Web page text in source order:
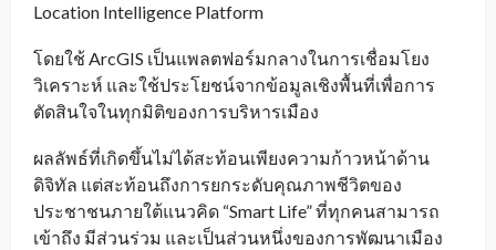
Location Intelligence Platform
โดยใช้ ArcGIS เป็นแพลตฟอร์มกลางในการเชื่อมโยง
วิเคราะห์ และใช้ประโยชน์จากข้อมูลเชิงพื้นที่เพื่อการ
ตัดสินใจในทุกมิติของการบริหารเมือง
ผลลัพธ์ที่เกิดขึ้นไม่ได้สะท้อนเพียงความก้าวหน้าด้าน
ดิจิทัล แต่สะท้อนถึงการยกระดับคุณภาพชีวิตของ
ประชาชนภายใต้แนวคิด “Smart Life” ที่ทุกคนสามารถ
เข้าถึง มีส่วนร่วม และเป็นส่วนหนึ่งของการพัฒนาเมือง